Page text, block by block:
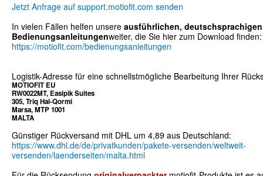
Jetzt Anfrage auf support.motiofit.com senden
In vielen Fällen helfen unsere ausführlichen, deutschsprachigen
Bedienungsanleitungenweiter, die Sie hier zum Download finden:
https://motiofit.com/bedienungsanleitungen
Logistik-Adresse für eine schnellstmögliche Bearbeitung Ihrer
MOTIOFIT EU
RW0022MT, Easipik Suites
305, Triq Hal-Qormi
Marsa, MTP 1001
MALTA
Günstiger Rückversand mit DHL um 4,89 aus Deutschland:
https://www.dhl.de/de/privatkunden/pakete-versenden/weltweit-
versenden/laenderseiten/malta.html